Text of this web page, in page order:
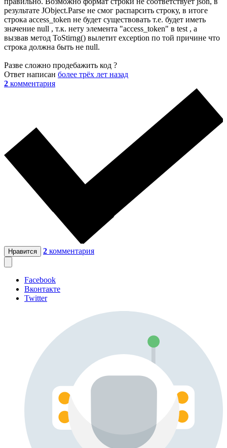
результате JObject.Parse не смог распарсить строку, в итоге
строка access_token не будет существовать т.е. будет иметь
значение null , т.к. нету элемента "access_token" в test , а
вызвав метод ToStirng() вылетит exception по той причине что
строка должна быть не null.
Разве сложно продебажить код ?
Ответ написан более трёх лет назад
2 комментария
Нравится 2 комментария
Facebook
Вконтакте
Twitter